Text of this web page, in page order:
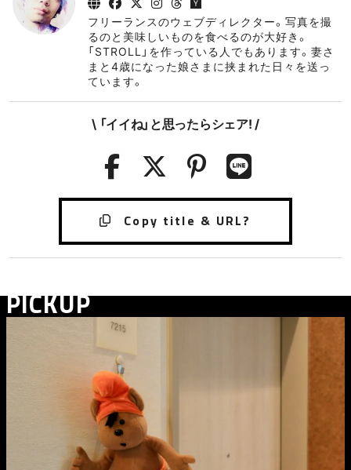
フリーランスのウェブディレクター。写真を撮
るのと美味しいものを食べるのが大好き。
「STROLL」を作っている人でもあります。妻さ
まと4歳になった娘さまに挟まれた日々を送っ
ています。
\ 「イイね」と思ったらシェア! /
PICKUP